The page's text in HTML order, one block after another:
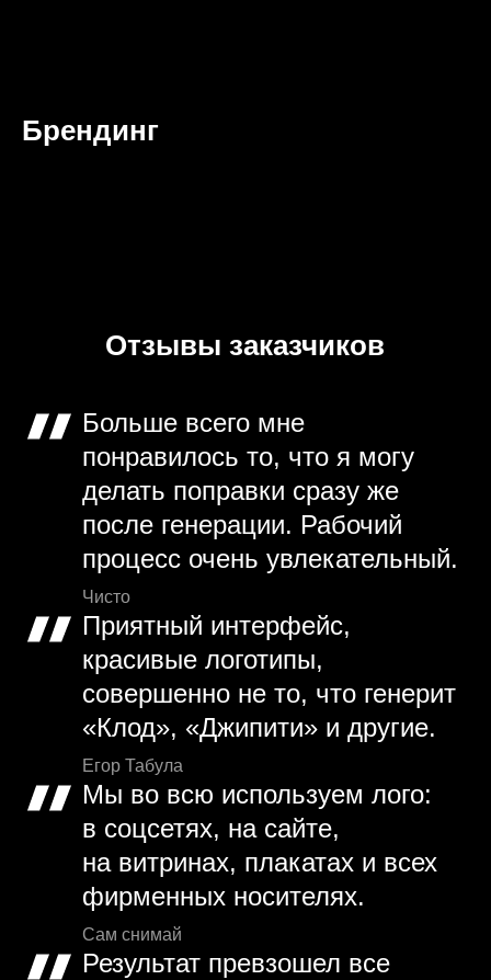
Брендинг
Отзывы заказчиков
Больше всего мне
понравилось то, что я могу
делать поправки сразу же
после генерации. Рабочий
процесс очень увлекательный.
Чисто
Приятный интерфейс,
красивые логотипы,
совершенно не то, что генерит
«Клод», «Джипити» и другие.
Егор Табула
Мы во всю используем лого:
в соцсетях, на сайте,
на витринах, плакатах и всех
фирменных носителях.
Сам снимай
Результат превзошел все